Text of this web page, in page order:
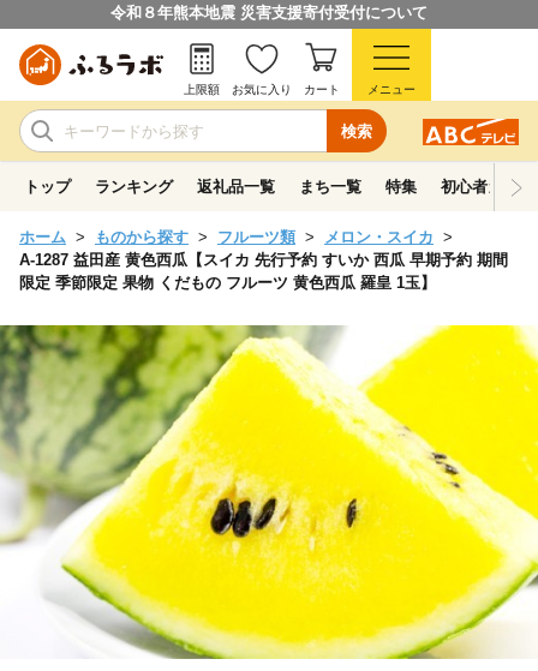
令和８年熊本地震 災害支援寄付受付について
検索
上限額 お気に入り カート メニュー
トップ ランキング 返礼品一覧 まち一覧 特集 初心者ガイド
ホーム ものから探す フルーツ類
メロン・スイカ
A-1287 益田産 黄色西瓜【スイカ 先行予約 すいか 西瓜 早期予約 期間
限定 季節限定 果物 くだもの フルーツ 黄色西瓜 羅皇 1玉】